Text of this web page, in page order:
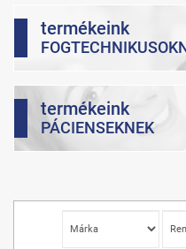
termékeink
termékeink
PÁCIENSEKNEK